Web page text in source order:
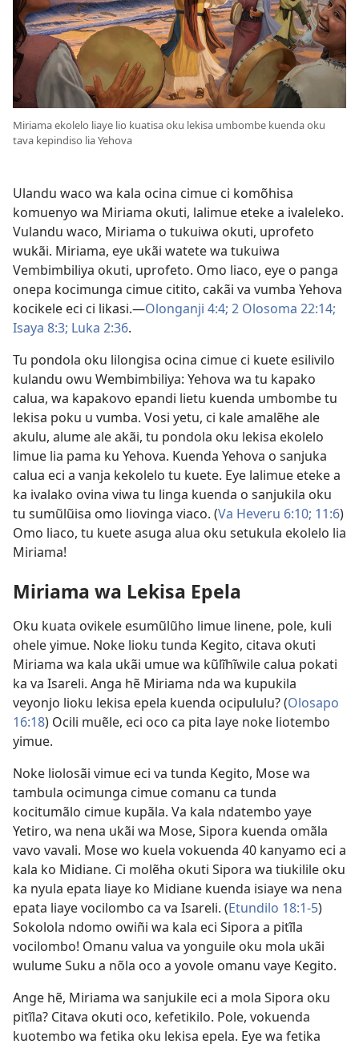
Miriama ekolelo liaye lio kuatisa oku lekisa umbombe kuenda oku
tava kepindiso lia Yehova
Ulandu waco wa kala ocina cimue ci komõhisa
komuenyo wa Miriama okuti, lalimue eteke a ivaleleko.
Vulandu waco, Miriama o tukuiwa okuti, uprofeto
wukãi. Miriama, eye ukãi watete wa tukuiwa
Vembimbiliya okuti, uprofeto. Omo liaco, eye o panga
onepa kocimunga cimue citito, cakãi va vumba Yehova
kocikele eci ci likasi.—Olonganji 4:4; 2 Olosoma 22:14;
Isaya 8:3; Luka 2:36.
Tu pondola oku lilongisa ocina cimue ci kuete esilivilo
kulandu owu Wembimbiliya: Yehova wa tu kapako
calua, wa kapakovo epandi lietu kuenda umbombe tu
lekisa poku u vumba. Vosi yetu, ci kale amalẽhe ale
akulu, alume ale akãi, tu pondola oku lekisa ekolelo
limue lia pama ku Yehova. Kuenda Yehova o sanjuka
calua eci a vanja kekolelo tu kuete. Eye lalimue eteke a
ka ivalako ovina viwa tu linga kuenda o sanjukila oku
tu sumũlũisa omo liovinga viaco. (Va Heveru 6:10; 11:6)
Omo liaco, tu kuete asuga alua oku setukula ekolelo lia
Miriama!
Miriama wa Lekisa Epela
Oku kuata ovikele esumũlũho limue linene, pole, kuli
ohele yimue. Noke lioku tunda Kegito, citava okuti
Miriama wa kala ukãi umue wa kũlĩhĩwile calua pokati
ka va Isareli. Anga hẽ Miriama nda wa kupukila
veyonjo lioku lekisa epela kuenda ocipululu? (Olosapo
16:18) Ocili muẽle, eci oco ca pita laye noke liotembo
yimue.
Noke liolosãi vimue eci va tunda Kegito, Mose wa
tambula ocimunga cimue comanu ca tunda
kocitumãlo cimue kupãla. Va kala ndatembo yaye
Yetiro, wa nena ukãi wa Mose, Sipora kuenda omãla
vavo vavali. Mose wo kuela vokuenda 40 kanyamo eci a
kala ko Midiane. Ci molẽha okuti Sipora wa tiukilile oku
ka nyula epata liaye ko Midiane kuenda isiaye wa nena
epata liaye vocilombo ca va Isareli. (Etundilo 18:1-5)
Sokolola ndomo owiñi wa kala eci Sipora a pitĩla
vocilombo! Omanu valua va yonguile oku mola ukãi
wulume Suku a nõla oco a yovole omanu vaye Kegito.
Ange hẽ, Miriama wa sanjukile eci a mola Sipora oku
pitĩla? Citava okuti oco, kefetikilo. Pole, vokuenda
kuotembo wa fetika oku lekisa epela. Eye wa fetika